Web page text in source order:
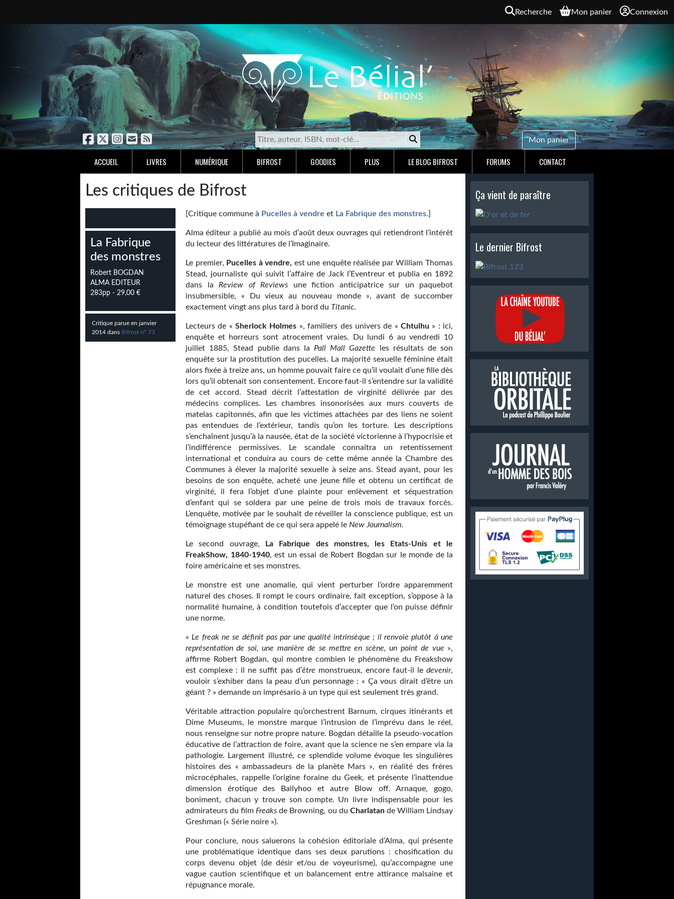
Recherche Mon panier Connexion
Mon panier
ACCUEIL LIVRES NUMÉRIQUE BIFROST GOODIES PLUS LE BLOG BIFROST FORUMS CONTACT
Les critiques de Bifrost
La Fabrique
des monstres
Robert BOGDAN
ALMA EDITEUR
283pp - 29,00 €
Critique parue en janvier
2014 dans Bifrost n° 73
[Critique commune à Pucelles à vendre et La Fabrique des monstres.]
Alma éditeur a publié au mois d’août deux ouvrages qui retiendront l’intérêt
du lecteur des littératures de l’Imaginaire.
Le premier, Pucelles à vendre, est une enquête réalisée par William Thomas
Stead, journaliste qui suivit l’affaire de Jack l’Eventreur et publia en 1892
dans la Review of Reviews une fiction anticipatrice sur un paquebot
insubmersible, « Du vieux au nouveau monde », avant de succomber
exactement vingt ans plus tard à bord du Titanic.
Lecteurs de «Sherlock Holmes », familiers des univers de « Chtulhu » : ici,
enquête et horreurs sont atrocement vraies. Du lundi 6 au vendredi 10
juillet 1885, Stead publie dans la Pall Mall Gazette les résultats de son
enquête sur la prostitution des pucelles. La majorité sexuelle féminine était
alors fixée à treize ans, un homme pouvait faire ce qu’il voulait d’une fille dès
lors qu’il obtenait son consentement. Encore faut-il s’entendre sur la validité
de cet accord. Stead décrit l’attestation de virginité délivrée par des
médecins complices. Les chambres insonorisées aux murs couverts de
matelas capitonnés, afin que les victimes attachées par des liens ne soient
pas entendues de l’extérieur, tandis qu’on les torture. Les descriptions
s’enchaînent jusqu’à la nausée, état de la société victorienne à l’hypocrisie et
l’indifférence permissives. Le scandale connaîtra un retentissement
international et conduira au cours de cette même année la Chambre des
Communes à élever la majorité sexuelle à seize ans. Stead ayant, pour les
besoins de son enquête, acheté une jeune fille et obtenu un certificat de
virginité, il fera l’objet d’une plainte pour enlèvement et séquestration
d’enfant qui se soldera par une peine de trois mois de travaux forcés.
L’enquête, motivée par le souhait de réveiller la conscience publique, est un
témoignage stupéfiant de ce qui sera appelé le New Journalism.
Le second ouvrage, La Fabrique
des monstres, les Etats-Unis et le
FreakShow, 1840-1940, est un essai de Robert Bogdan sur le monde de la
foire américaine et ses monstres.
Le monstre est une anomalie, qui vient perturber l’ordre apparemment
naturel des choses. Il rompt le cours ordinaire, fait exception, s’oppose à la
normalité humaine, à condition toutefois d’accepter que l’on puisse définir
une norme.
« Le freak ne se définit pas par une qualité intrinsèque ; il renvoie plutôt à une
représentation de soi, une manière de se mettre en scène, un point de vue »,
affirme Robert Bogdan, qui montre combien le phénomène du Freakshow
est complexe : il ne suffit pas d’être monstrueux, encore faut-il ledevenir,
vouloir s’exhiber dans la peau d’un personnage : « Ça vous dirait d’être un
géant ? » demande un imprésario à un type qui est seulement très grand.
Véritable attraction populaire qu’orchestrent Barnum, cirques itinérants et
Dime Museums, le monstre marque l’intrusion de l’imprévu dans le réel,
nous renseigne sur notre propre nature. Bogdan détaille la pseudo-vocation
éducative de l’attraction de foire, avant que la science ne s’en empare via la
pathologie. Largement illustré, ce splendide volume évoque les singulières
histoires des « ambassadeurs de la planète Mars », en réalité des frères
microcéphales, rappelle l’origine foraine du Geek, et présente l’inattendue
dimension érotique des Ballyhoo et autre Blow off. Arnaque, gogo,
boniment, chacun y trouve son compte. Un livre indispensable pour les
admirateurs du film Freaks de Browning, ou du Charlatande William Lindsay
Greshman (« Série noire »).
Pour conclure, nous saluerons la cohésion éditoriale d’Alma, qui présente
une problématique identique dans ses deux parutions : chosification du
corps devenu objet (de désir et/ou de voyeurisme), qu’accompagne une
vague caution scientifique et un balancement entre attirance malsaine et
répugnance morale.
Ça vient de paraître
Le dernier Bifrost